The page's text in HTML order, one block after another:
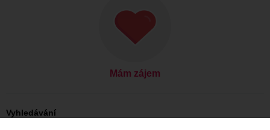
Mám zájem
Vyhledávání